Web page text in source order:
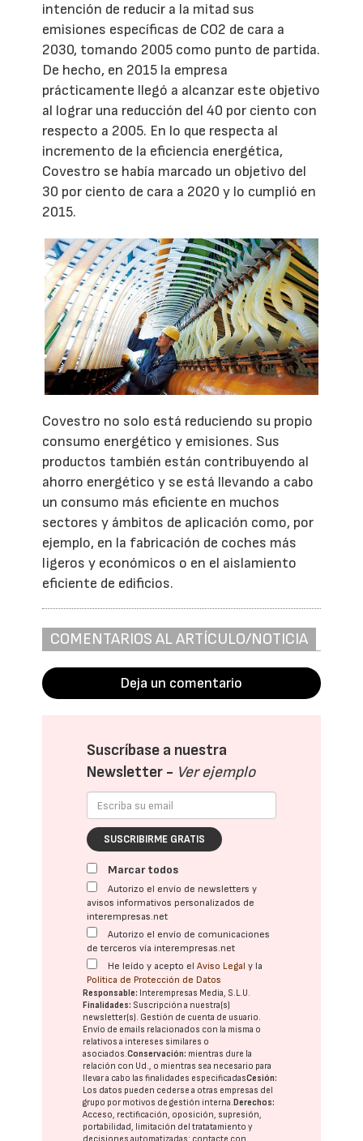
intención de reducir a la mitad sus
emisiones específicas de CO2 de cara a
2030, tomando 2005 como punto de partida.
De hecho, en 2015 la empresa
prácticamente llegó a alcanzar este objetivo
al lograr una reducción del 40 por ciento con
respecto a 2005. En lo que respecta al
incremento de la eficiencia energética,
Covestro se había marcado un objetivo del
30 por ciento de cara a 2020 y lo cumplió en
2015.
Covestro no solo está reduciendo su propio
consumo energético y emisiones. Sus
productos también están contribuyendo al
ahorro energético y se está llevando a cabo
un consumo más eficiente en muchos
sectores y ámbitos de aplicación como, por
ejemplo, en la fabricación de coches más
ligeros y económicos o en el aislamiento
eficiente de edificios.
COMENTARIOS AL ARTÍCULO/NOTICIA
Deja un comentario
Suscríbase a nuestra
Newsletter - Ver ejemplo
SUSCRIBIRME GRATIS
Marcar todos
Autorizo el envío de newsletters y
avisos informativos personalizados de
interempresas.net
Autorizo el envío de comunicaciones
de terceros vía interempresas.net
He leído y acepto elAviso Legal y la
Política de Protección de Datos
Responsable: Interempresas Media, S.L.U.
Finalidades: Suscripción a nuestra(s)
newsletter(s). Gestión de cuenta de usuario.
Envío de emails relacionados con la misma o
relativos a intereses similares o
asociados.Conservación: mientras dure la
relación con Ud., o mientras sea necesario para
llevar a cabo las finalidades especificadasCesión:
Los datos pueden cederse a otras empresas del
grupo por motivos de gestión interna. Derechos:
Acceso, rectificación, oposición, supresión,
portabilidad, limitación del tratatamiento y